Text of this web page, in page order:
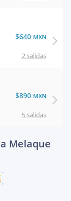
2 salidas
$640 MXN
5 salidas
$890 MXN
Melaque